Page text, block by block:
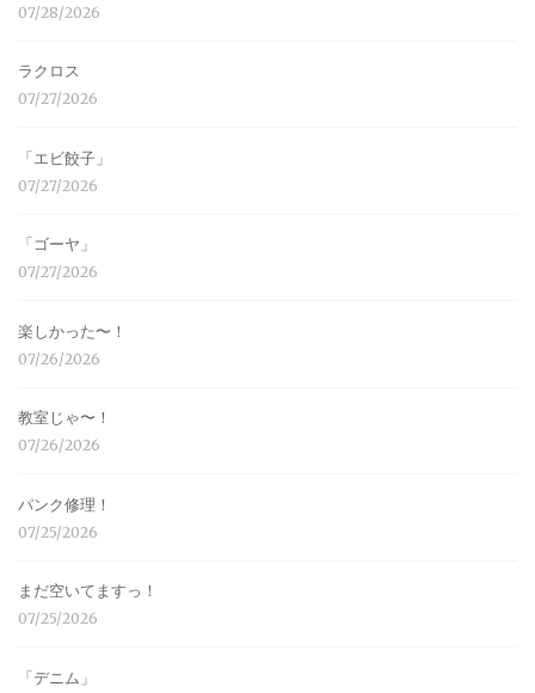
07/28/2026
ラクロス
07/27/2026
「エビ餃子」
07/27/2026
「ゴーヤ」
07/27/2026
楽しかった〜！
07/26/2026
教室じゃ〜！
07/26/2026
パンク修理！
07/25/2026
まだ空いてますっ！
07/25/2026
「デニム」